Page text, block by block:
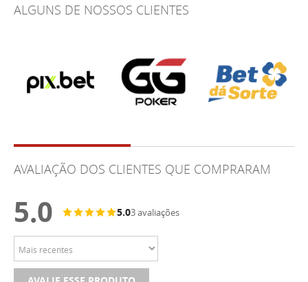
ALGUNS DE NOSSOS CLIENTES
AVALIAÇÃO DOS CLIENTES QUE COMPRARAM
5.0 5.03 avaliações